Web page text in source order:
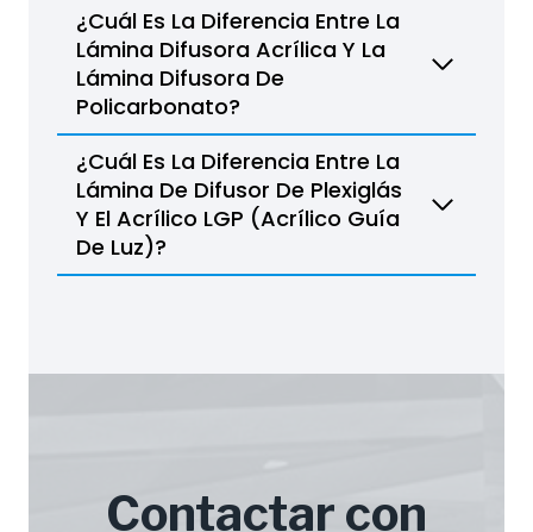
¿Cuál Es La Diferencia Entre La
Lámina Difusora Acrílica Y La
Lámina Difusora De
Policarbonato?
¿Cuál Es La Diferencia Entre La
Lámina De Difusor De Plexiglás
Y El Acrílico LGP (acrílico Guía
De Luz)?
Contactar con